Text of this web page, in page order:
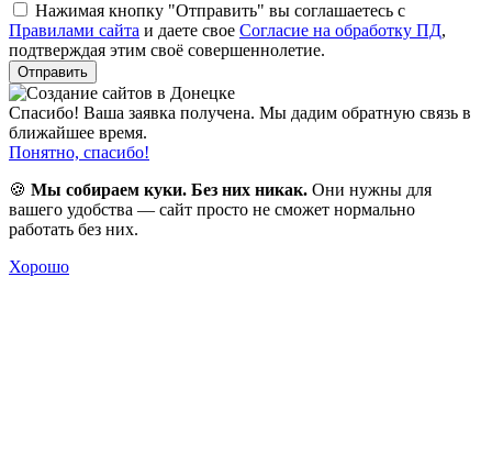
Нажимая кнопку "Отправить" вы соглашаетесь с
Правилами сайта и даете свое Согласие на обработку ПД,
подтверждая этим своё совершеннолетие.
Отправить
Спасибо! Ваша заявка получена. Мы дадим обратную связь в
ближайшее время.
Понятно, спасибо!
🍪 Мы собираем куки. Без них никак. Они нужны для
вашего удобства — сайт просто не сможет нормально
работать без них.
Хорошо